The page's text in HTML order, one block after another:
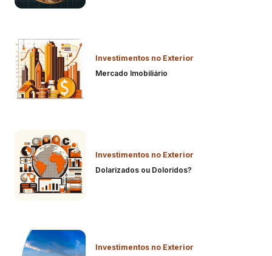
Investimentos no Exterior
Mercado Imobiliário
Investimentos no Exterior
Dolarizados ou Doloridos?
Investimentos no Exterior